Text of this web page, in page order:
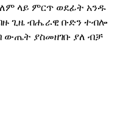
ላይ ምርጥ ወደፊት አንዱ
ጊዜ ብሔራዊ ቡድን ተብሎ
ውጤት ያስመዘገቡ ያለ ብቻ